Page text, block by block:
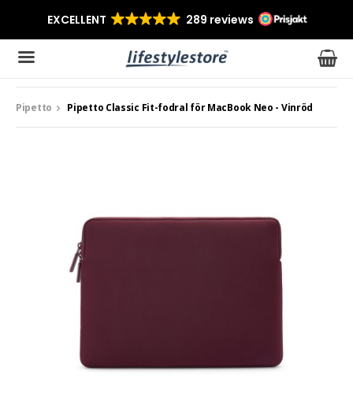
Produkten har blivit tillagd i varukorgen
Pipetto Pipetto Classic Fit-fodral för MacBook Neo - Vinröd